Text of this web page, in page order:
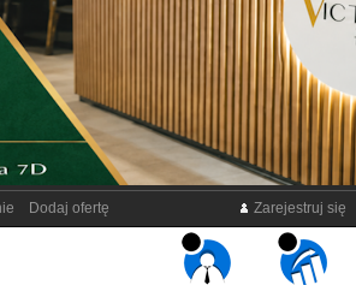
Zarejestruj się
Dodaj ofertę